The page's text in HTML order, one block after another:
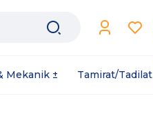
Mekanik ± Tamirat/Tadilat